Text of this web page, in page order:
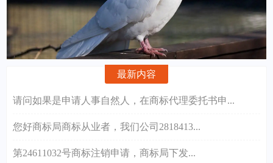
最新内容
请问如果是申请人事自然人，在商标代理委托书申...
您好商标局商标从业者，我们公司2818413...
第24611032号商标注销申请，商标局下发...